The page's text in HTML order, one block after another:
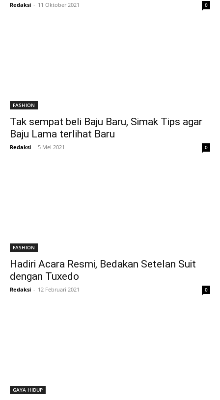
Redaksi - 11 Oktober 2021 0
FASHION
Tak sempat beli Baju Baru, Simak Tips agar
Baju Lama terlihat Baru
Redaksi - 5 Mei 2021 0
FASHION
Hadiri Acara Resmi, Bedakan Setelan Suit
dengan Tuxedo
Redaksi - 12 Februari 2021 0
GAYA HIDUP